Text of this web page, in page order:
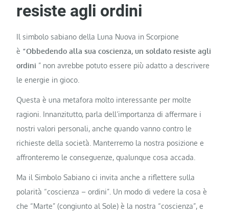
resiste agli ordini
Il simbolo sabiano della Luna Nuova in Scorpione
è “Obbedendo alla sua coscienza, un soldato resiste agli
ordini ” non avrebbe potuto essere più adatto a descrivere
le energie in gioco.
Questa è una metafora molto interessante per molte
ragioni. Innanzitutto, parla dell’importanza di affermare i
nostri valori personali, anche quando vanno contro le
richieste della società. Manterremo la nostra posizione e
affronteremo le conseguenze, qualunque cosa accada.
Ma il Simbolo Sabiano ci invita anche a riflettere sulla
polarità “coscienza – ordini”. Un modo di vedere la cosa è
che “Marte” (congiunto al Sole) è la nostra “coscienza”, e